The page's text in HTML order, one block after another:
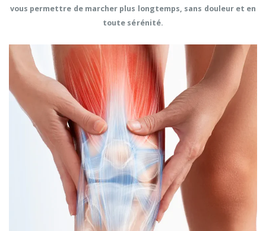
vous permettre de marcher plus longtemps, sans douleur et en
toute sérénité.